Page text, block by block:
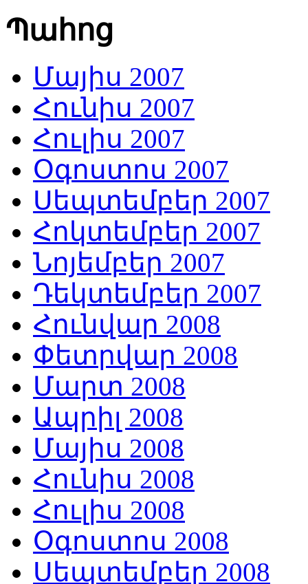
Պահոց
Մայիս 2007
Հունիս 2007
Հուլիս 2007
Օգոստոս 2007
Սեպտեմբեր 2007
Հոկտեմբեր 2007
Նոյեմբեր 2007
Դեկտեմբեր 2007
Հունվար 2008
Փետրվար 2008
Մարտ 2008
Ապրիլ 2008
Մայիս 2008
Հունիս 2008
Հուլիս 2008
Օգոստոս 2008
Սեպտեմբեր 2008